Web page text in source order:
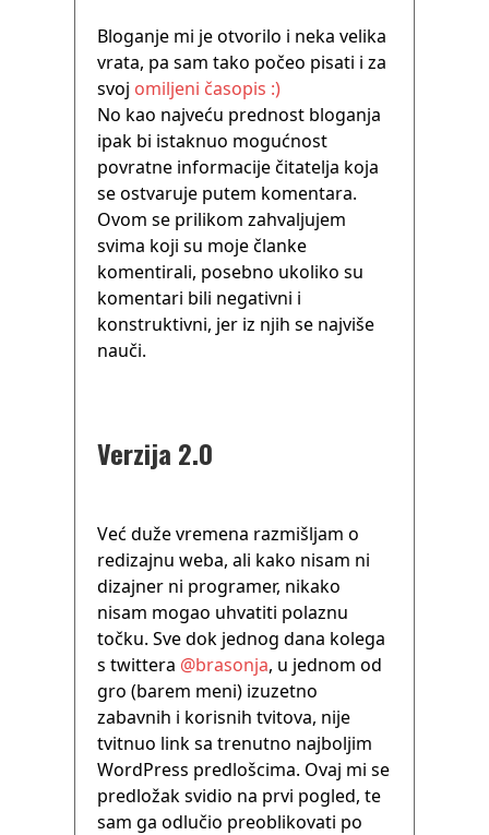
Bloganje mi je otvorilo i neka velika
vrata, pa sam tako počeo pisati i za
svoj omiljeni časopis :)
No kao najveću prednost bloganja
ipak bi istaknuo mogućnost
povratne informacije čitatelja koja
se ostvaruje putem komentara.
Ovom se prilikom zahvaljujem
svima koji su moje članke
komentirali, posebno ukoliko su
komentari bili negativni i
konstruktivni, jer iz njih se najviše
nauči.
Verzija 2.0
Već duže vremena razmišljam o
redizajnu weba, ali kako nisam ni
dizajner ni programer, nikako
nisam mogao uhvatiti polaznu
točku. Sve dok jednog dana kolega
s twittera @brasonja, u jednom od
gro (barem meni) izuzetno
zabavnih i korisnih tvitova, nije
tvitnuo link sa trenutno najboljim
WordPress predlošcima. Ovaj mi se
predložak svidio na prvi pogled, te
sam ga odlučio preoblikovati po